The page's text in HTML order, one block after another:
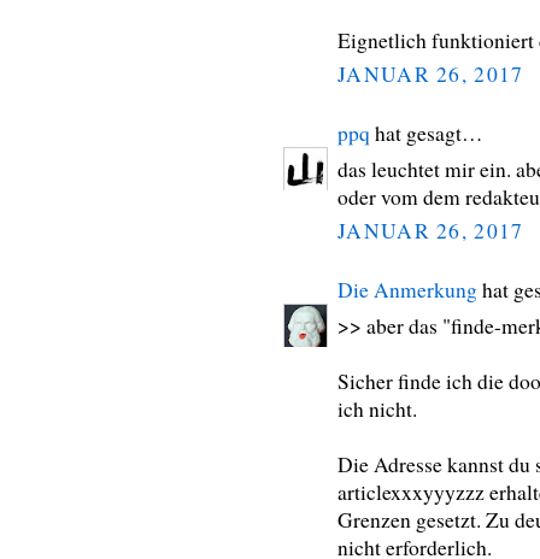
Eignetlich funktioniert
JANUAR 26, 2017
ppq hat gesagt…
das leuchtet mir ein.
oder vom dem
JANUAR 26, 2017
Die Anmerkunghat
>> aber das "finde-
Sicher finde ich die
ich nicht.
Die Adresse kannst
articlexxxyyyzzz
Grenzen gesetzt. Zu
nicht erforderlich.